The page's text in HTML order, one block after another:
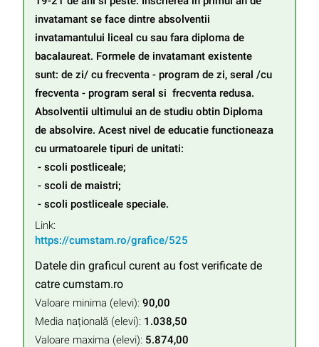
invatamant se face dintre absolventii
invatamantului liceal cu sau fara diploma de
bacalaureat. Formele de invatamant existente
sunt: de zi/ cu frecventa - program de zi, seral /cu
frecventa - program seral si  frecventa redusa.
Absolventii ultimului an de studiu obtin Diploma
de absolvire. Acest nivel de educatie functioneaza
cu urmatoarele tipuri de unitati:
- scoli postliceale speciale.
Link:
https://cumstam.ro/grafice/525
Datele din graficul curent au fost verificate de
catre cumstam.ro
Valoare minima (elevi): 90,00
Media națională (elevi): 1.038,50
Valoare maxima (elevi): 5.874,00